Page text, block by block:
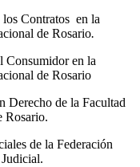
Contratos en la
de Rosario.
Consumidor en la
de Rosario
Derecho de la Facultad
Rosario.
de la Federación